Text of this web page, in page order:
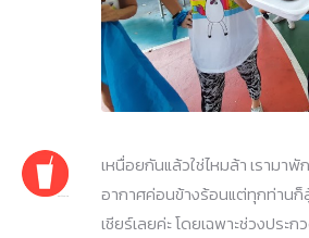
เหนื่อยกันแล้วใช่ไหมล้า เรามา
อากาศค่อนข้างร้อนแต่ทุกท่าน
เชียร์เลยค่ะ โดยเฉพาะช่วงประ